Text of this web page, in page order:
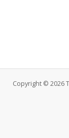
Copyright © 2026